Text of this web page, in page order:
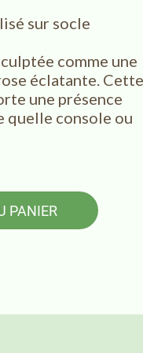
sur socle
comme une
éclatante. Cette
une présence
quelle console ou
PANIER